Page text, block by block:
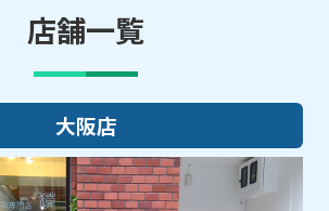
店舗一覧
大阪店